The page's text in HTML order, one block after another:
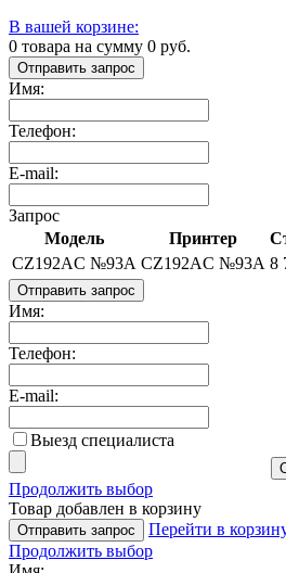
В вашей корзине:
0 товара на сумму 0 руб.
Отправить запрос
Имя:
Телефон:
E-mail:
Запрос
Модель
Принтер
CZ192AС №93A CZ192AС №93A 8
Отправить запрос
Имя:
Телефон:
E-mail:
Выезд специалиста
Продолжить выбор
Товар добавлен в корзину
Отправить запрос
Перейти в
Продолжить выбор